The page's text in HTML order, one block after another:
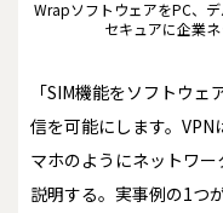
WrapソフトウェアをPC、
セキュアに企業
「SIM機能をソフトウ
信を可能にします。
マホのようにネットワ
説明する。実事例の1つ